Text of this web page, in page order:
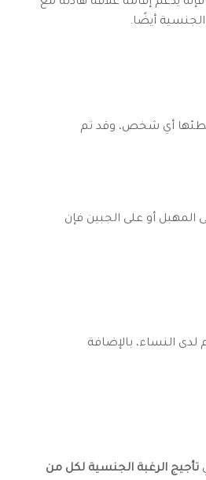
يدعم إقامة علاقة هادئة مع
أيضًا.
يخطئها أي شخص، وقد تم
المهبل أو على الجبين فإن
النساء، بالإضافة
تأجيج الرغبة الجنسية لكل من